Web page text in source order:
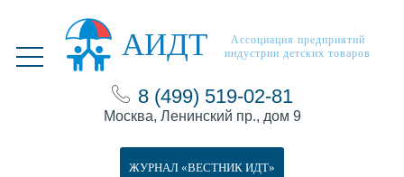
АИДТ
Ассоциация предприятий
индустрии детских товаров
8 (499) 519-02-81
Москва, Ленинский пр., дом 9
ЖУРНАЛ «ВЕСТНИК ИДТ»